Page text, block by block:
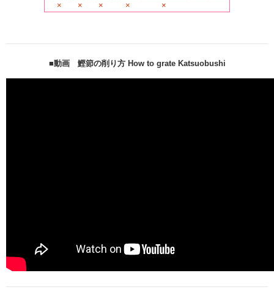
× × × × ×
■動画 鰹節の削り方 How to grate Katsuobushi